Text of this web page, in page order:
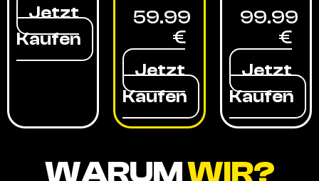
Jetzt
Kaufen
59.99
€
Jetzt
Kaufen
99.99
€
Jetzt
Kaufen
WARUMWIR?